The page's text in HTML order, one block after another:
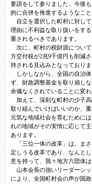
要請をして参りました。今後
的に合併を推進するようなこ
自立を選択した町村に対し
理由に不利益な取り扱いをす
重されるべきであります。
次に、町村の税財源につい
方交付税が2兆9千億円も削減
持される見込みとなっておりま
しかしながら、全国の自治
ず、財政調整基金を取り崩し
余儀なくされていることに変わ
加えて、深刻な町村の少子
取り組んでいけばいいのか、
元気な地域社会を育むために
れの地域がその実情に応じて
あります。
「三位一体の改革」は、ま
定しうる改革であり、なんと
意を持って、我々地方六団体
山本会長の強いリーダーシ
により、全国町村会の声が国